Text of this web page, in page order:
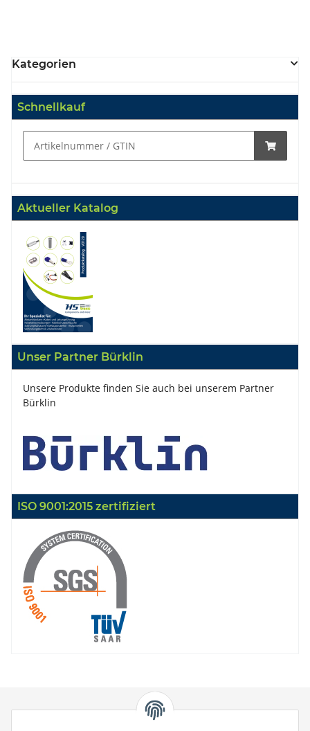
Kategorien
Schnellkauf
Aktueller Katalog
Unser Partner Bürklin
Unsere Produkte finden Sie auch bei unserem Partner
Bürklin
ISO 9001:2015 zertifiziert